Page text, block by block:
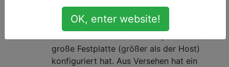
Wie komprimiere ich die VDI-
Dateigröße von VirtualBox?
große Festplatte (größer als der Host)
konfiguriert hat. Aus Versehen hat ein
OK, enter website!